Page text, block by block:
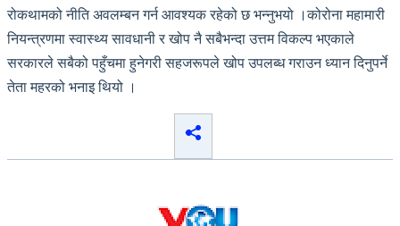
रोकथामको नीति अवलम्बन गर्न आवश्यक रहेको छ भन्नुभयो ।कोरोना महामारी
नियन्त्रणमा स्वास्थ्य सावधानी र खोप नै सबैभन्दा उत्तम विकल्प भएकाले
सरकारले सबैको पहुँचमा हुनेगरी सहजरूपले खोप उपलब्ध गराउन ध्यान दिनुपर्ने
तेता महरको भनाइ थियो ।